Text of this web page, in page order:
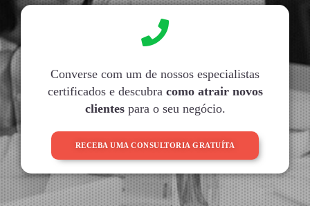
Converse com um de nossos especialistas
certificados e descubra como atrair novos
clientespara o seu negócio.
RECEBA UMA CONSULTORIA GRATUÍTA